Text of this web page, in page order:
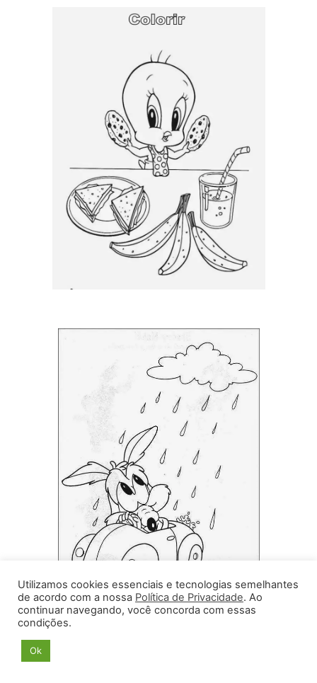
Utilizamos cookies essenciais e tecnologias semelhantes
de acordo com a nossa Política de Privacidade. Ao
continuar navegando, você concorda com essas
condições.
Ok